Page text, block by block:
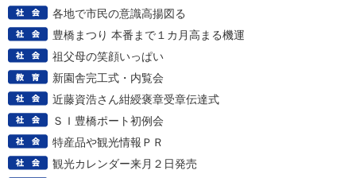
各地で市民の意識高揚図る
豊橋まつり 本番まで１カ月高まる機運
祖父母の笑顔いっぱい
新園舎完工式・内覧会
近藤資浩さん紺綬褒章受章伝達式
ＳＩ豊橋ポート初例会
特産品や観光情報ＰＲ
観光カレンダー来月２日発売